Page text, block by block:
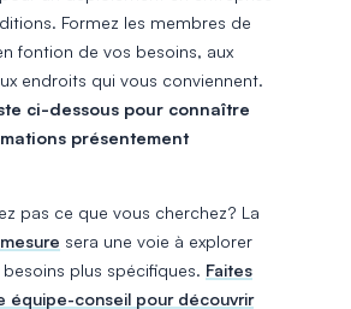
Formez les membres de
fontion de vos besoins, aux
endroits qui vous conviennent.
ci-dessous pour connaître
présentement
pas ce que vous cherchez? La
sera une voie à explorer
plus spécifiques. Faites
équipe-conseil pour découvrir